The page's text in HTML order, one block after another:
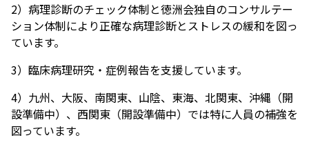
2）病理診断のチェック体制と徳洲会独自のコンサルテー
ション体制により正確な病理診断とストレスの緩和を図っ
ています。
3）臨床病理研究・症例報告を支援しています。
4）九州、大阪、南関東、山陰、東海、北関東、沖縄（開
設準備中）、西関東（開設準備中）では特に人員の補強を
図っています。